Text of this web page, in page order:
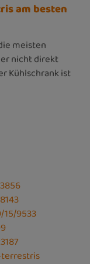
am besten
meisten
nicht direkt
Kühlschrank ist
9533